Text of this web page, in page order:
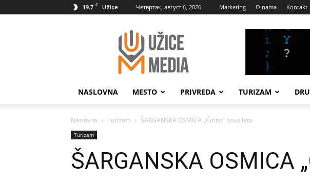
19.7 C Užice Четвртак, август 6, 2026 Marketing O nama Kontakt
UžiceMedia
NASLOVNA MESTO PRIVREDA TURIZAM
Naslovna Turizam ŠARGANSKA OSMICA „Ćirino“ novo leto
Turizam
ŠARGANSKA OSMICA